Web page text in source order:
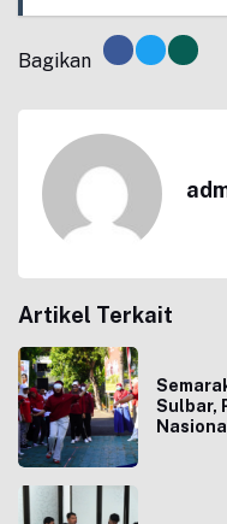
Bagikan
Artikel Terkait
Sulbar,